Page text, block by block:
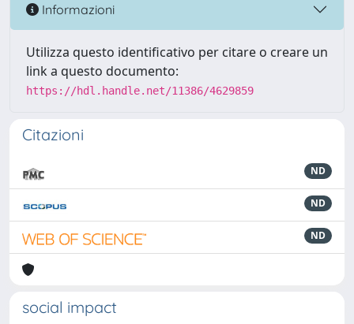
Informazioni
Utilizza questo identificativo per citare o creare un
link a questo documento:
https://hdl.handle.net/11386/4629859
Citazioni
ND
ND
ND
social impact